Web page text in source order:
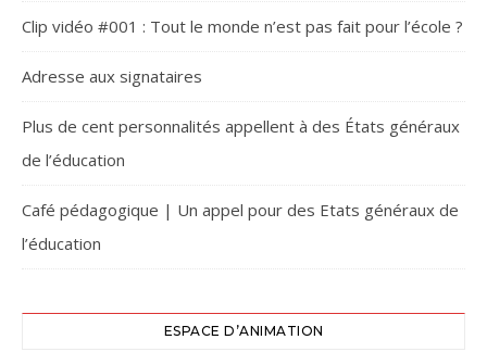
Clip vidéo #001 : Tout le monde n’est pas fait pour l’école ?
Adresse aux signataires
Plus de cent personnalités appellent à des États généraux
de l’éducation
Café pédagogique | Un appel pour des Etats généraux de
l’éducation
ESPACE D’ANIMATION